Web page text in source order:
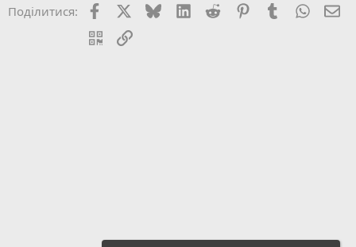
Поділитися: FacebookX (Twitter)
BlueskyLinkedInReddit PinterestTumblr
E-
QR CodeПосилання